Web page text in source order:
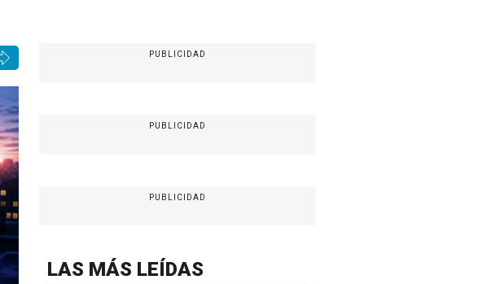
PUBLICIDAD
PUBLICIDAD
PUBLICIDAD
LAS MÁS LEÍDAS